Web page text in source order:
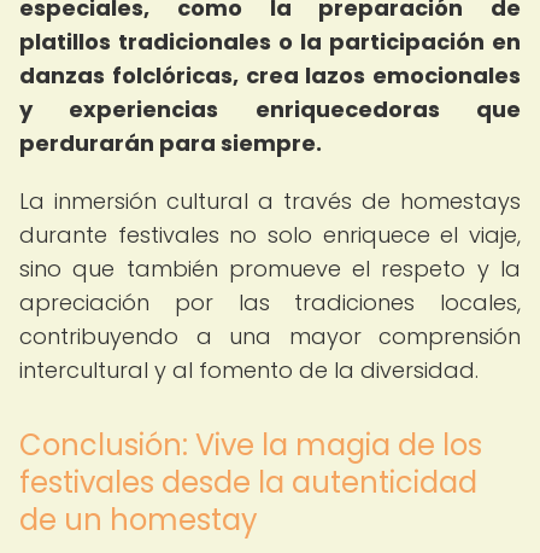
especiales, como la preparación de
platillos tradicionales o la participación en
danzas folclóricas, crea lazos emocionales
y experiencias enriquecedoras que
perdurarán para siempre.
La inmersión cultural a través de homestays
durante festivales no solo enriquece el viaje,
sino que también promueve el respeto y la
apreciación por las tradiciones locales,
contribuyendo a una mayor comprensión
intercultural y al fomento de la diversidad.
Conclusión: Vive la magia de los
festivales desde la autenticidad
de un homestay